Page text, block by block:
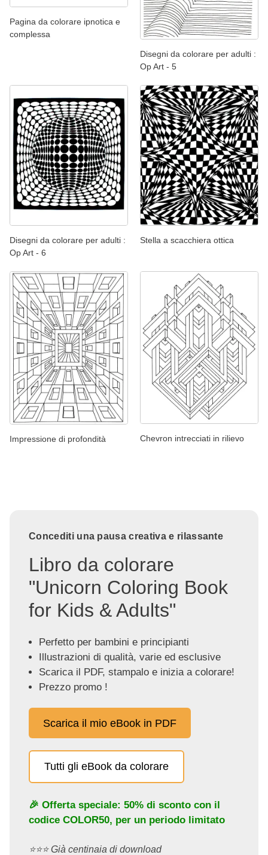
Pagina da colorare ipnotica e
complessa
Disegni da colorare per adulti :
Op Art - 5
Disegni da colorare per adulti :
Op Art - 6
Stella a scacchiera ottica
Impressione di profondità Chevron intrecciati in rilievo
Concediti una pausa creativa e rilassante
Libro da colorare
"Unicorn Coloring Book
for Kids & Adults"
Perfetto per bambini e principianti
Illustrazioni di qualità, varie ed esclusive
Scarica il PDF, stampalo e inizia a colorare!
Prezzo promo !
Scarica il mio eBook in PDF
Tutti gli eBook da colorare
🎉 Offerta speciale: 50% di sconto con il
codice COLOR50, per un periodo limitato
⭐️⭐️⭐️ Già centinaia di download